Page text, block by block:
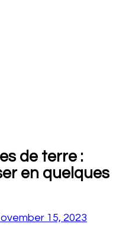
de terre :
en quelques
15, 2023